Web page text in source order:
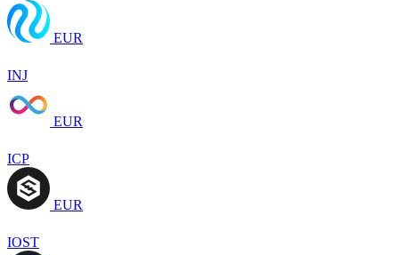
EUR
INJ
EUR
ICP
EUR
IOST